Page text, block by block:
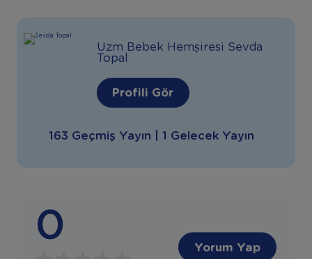
Uzm Bebek Hemşiresi Sevda
Topal
Profili Gör
163 Geçmiş Yayın | 1 Gelecek Yayın
0
Yorum Yap